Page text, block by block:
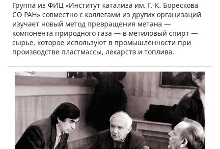
​Группа из ФИЦ «Институт катализа им. Г. К. Борескова
СО РАН» совместно с коллегами из других организаций
изучает новый метод превращения метана —
компонента природного газа — в метиловый спирт —
сырье, которое используют в промышленности при
производстве пластмассы, лекарств и топлива.